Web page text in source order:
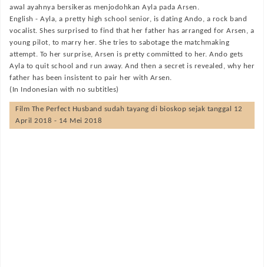
awal ayahnya bersikeras menjodohkan Ayla pada Arsen.
English - Ayla, a pretty high school senior, is dating Ando, a rock band
vocalist. Shes surprised to find that her father has arranged for Arsen, a
young pilot, to marry her. She tries to sabotage the matchmaking
attempt. To her surprise, Arsen is pretty committed to her. Ando gets
Ayla to quit school and run away. And then a secret is revealed, why her
father has been insistent to pair her with Arsen.
(In Indonesian with no subtitles)
Film The Perfect Husband sudah tayang di bioskop sejak tanggal 12
April 2018 - 14 Mei 2018